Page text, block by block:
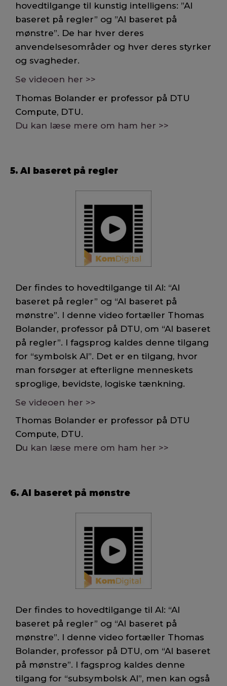
hovedtilgange til kunstig intelligens: ”AI
baseret på regler” og ”AI baseret på
mønstre”. De har hver deres
anvendelsesområder og hver deres styrker
og svagheder.
Se videoen her >>
Thomas Bolander er professor på DTU
Compute, DTU.
Du kan læse mere om ham her >>
5. AI baseret på regler
Der findes to hovedtilgange til AI: “AI
baseret på regler” og “AI baseret på
mønstre”. I denne video fortæller Thomas
Bolander, professor på DTU, om “AI baseret
på regler”. I fagsprog kaldes denne tilgang
for “symbolsk AI”. Det er en tilgang, hvor
man forsøger at efterligne menneskets
sproglige, bevidste, logiske tænkning.
Se videoen her >>
Thomas Bolander er professor på DTU
Compute, DTU.
Du kan læse mere om ham her >>
6. AI baseret på mønstre
Der findes to hovedtilgange til AI: “AI
baseret på regler” og “AI baseret på
mønstre”. I denne video fortæller Thomas
Bolander, professor på DTU, om “AI baseret
på mønstre”. I fagsprog kaldes denne
tilgang for “subsymbolsk AI”, men kan også